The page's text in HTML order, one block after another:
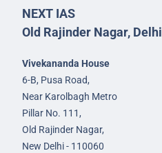
NEXT IAS
Old Rajinder Nagar, Delhi
Vivekananda House
6-B, Pusa Road,
Near Karolbagh Metro
Pillar No. 111,
Old Rajinder Nagar,
New Delhi - 110060